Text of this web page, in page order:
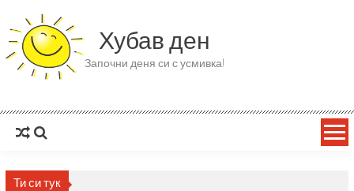
Хубав ден
Започни деня си с усмивка!
Ти си тук